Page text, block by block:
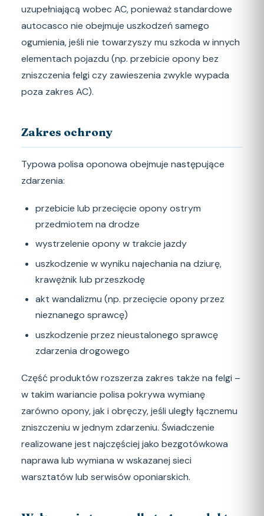
uzupełniającą wobec AC, ponieważ standardowe
autocasco nie obejmuje uszkodzeń samego
ogumienia, jeśli nie towarzyszy mu szkoda w innych
elementach pojazdu (np. przebicie opony bez
zniszczenia felgi czy zawieszenia zwykle wypada
poza zakres AC).
Zakres ochrony
Typowa polisa oponowa obejmuje następujące
zdarzenia:
przebicie lub przecięcie opony ostrym
przedmiotem na drodze
wystrzelenie opony w trakcie jazdy
uszkodzenie w wyniku najechania na dziurę,
krawężnik lub przeszkodę
akt wandalizmu (np. przecięcie opony przez
nieznanego sprawcę)
uszkodzenie przez nieustalonego sprawcę
zdarzenia drogowego
Część produktów rozszerza zakres także na felgi –
w takim wariancie polisa pokrywa wymianę
zarówno opony, jak i obręczy, jeśli uległy łącznemu
zniszczeniu w jednym zdarzeniu. Świadczenie
realizowane jest najczęściej jako bezgotówkowa
naprawa lub wymiana w wskazanej sieci
warsztatów lub serwisów oponiarskich.